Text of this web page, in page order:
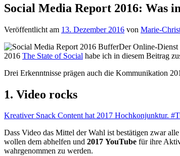
Social Media Report 2016: Was
Veröffentlicht am 13. Dezember 2016 von Marie-
Der Online-Dienst
2016 The State of Social habe ich in diesem Beitrag
Drei Erkenntnisse prägen auch die Kommunikation
1. Video rocks
Kreativer Snack Content hat 2017 Hochkonjunktur.
Dass Video das Mittel der Wahl ist bestätigen zwar
wollen dem abhelfen und 2017 YouTube für ihre
wahrgenommen zu werden.